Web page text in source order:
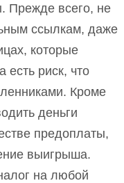
Прежде всего, не
ссылкам, даже
которые
есть риск, что
Кроме
деньги
предоплаты,
выигрыша.
на любой